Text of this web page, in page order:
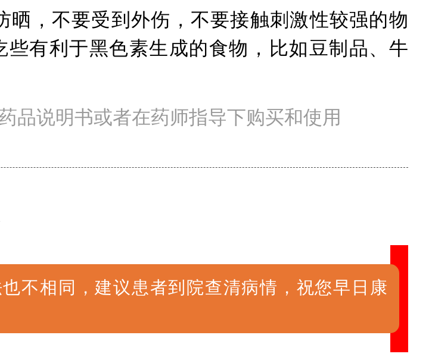
晒，不要受到外伤，不要接触刺激性较强的物
有利于黑色素生成的食物，比如豆制品、牛
品说明书或者在药师指导下购买和使用
不相同，建议患者到院查清病情，祝您早日康